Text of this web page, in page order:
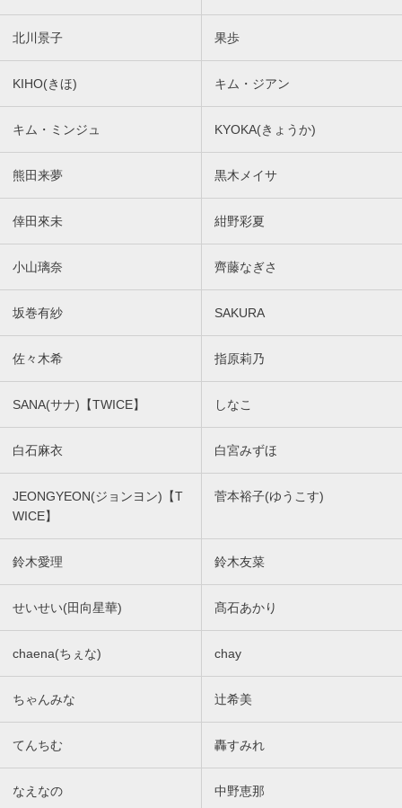
北川景子 果歩
KIHO(きほ) キム・ジアン
キム・ミンジュ KYOKA(きょうか)
熊田来夢 黒木メイサ
倖田來未 紺野彩夏
小山璃奈 齊藤なぎさ
坂巻有紗 SAKURA
佐々木希 指原莉乃
SANA(サナ)【TWICE】 しなこ
白石麻衣 白宮みずほ
JEONGYEON(ジョンヨン)【T
WICE】
菅本裕子(ゆうこす)
鈴木愛理 鈴木友菜
せいせい(田向星華) 髙石あかり
chaena(ちぇな) chay
ちゃんみな 辻希美
てんちむ 轟すみれ
なえなの 中野恵那